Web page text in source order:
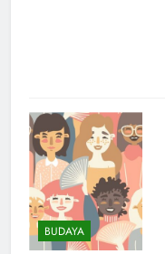
BUDAYA